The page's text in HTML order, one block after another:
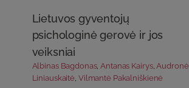
Lietuvos gyventojų
psichologinė gerovė ir jos
veiksniai
Albinas Bagdonas,Antanas Kairys,Audronė
Liniauskaitė ,Vilmantė Pakalniškienė